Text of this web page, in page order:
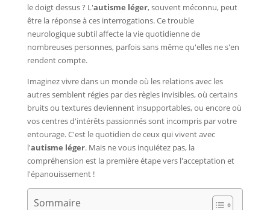
le doigt dessus ? L'autisme léger, souvent méconnu, peut
être la réponse à ces interrogations. Ce trouble
neurologique subtil affecte la vie quotidienne de
nombreuses personnes, parfois sans même qu'elles ne s'en
rendent compte.
Imaginez vivre dans un monde où les relations avec les
autres semblent régies par des règles invisibles, où certains
bruits ou textures deviennent insupportables, ou encore où
vos centres d'intérêts passionnés sont incompris par votre
entourage. C'est le quotidien de ceux qui vivent avec
l'autisme léger. Mais ne vous inquiétez pas, la
compréhension est la première étape vers l'acceptation et
l'épanouissement !
Sommaire